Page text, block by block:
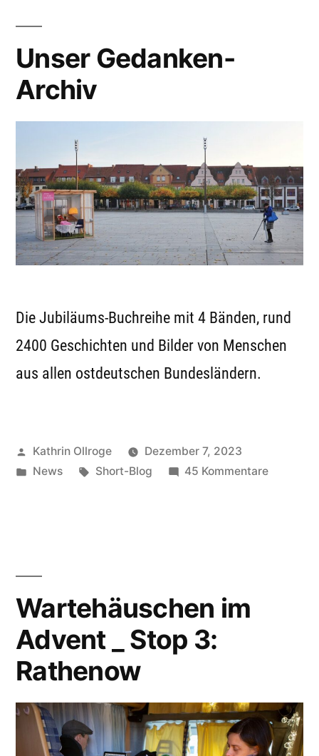
Unser Gedanken-
Archiv
Die Jubiläums-Buchreihe mit 4 Bänden, rund
2400 Geschichten und Bilder von Menschen
aus allen ostdeutschen Bundesländern.
Veröffentlicht
von
Kathrin Ollroge
Dezember 7, 2023
Veröffentlicht
News Schlagwörter:
Short-Blog 45 Kommentarezu
Wartehäuschen im
Advent _ Stop 3:
Rathenow